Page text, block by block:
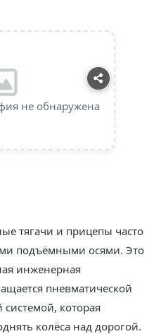
не обнаружена
тягачи и прицепы часто
подъёмными осями. Это
инженерная
пневматической
которая
колёса над дорогой.